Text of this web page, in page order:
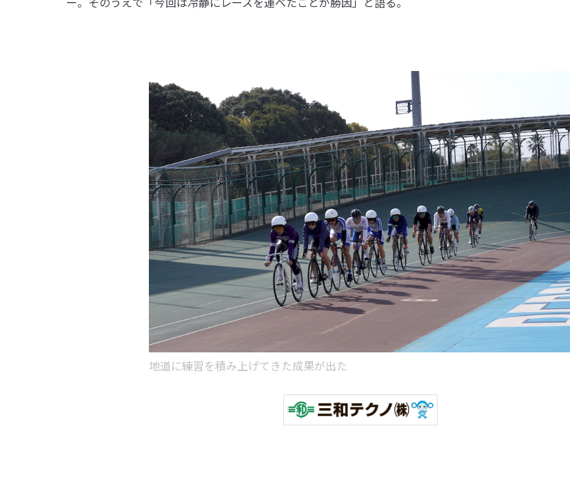
地道に練習を積み上げてきた成果が出た